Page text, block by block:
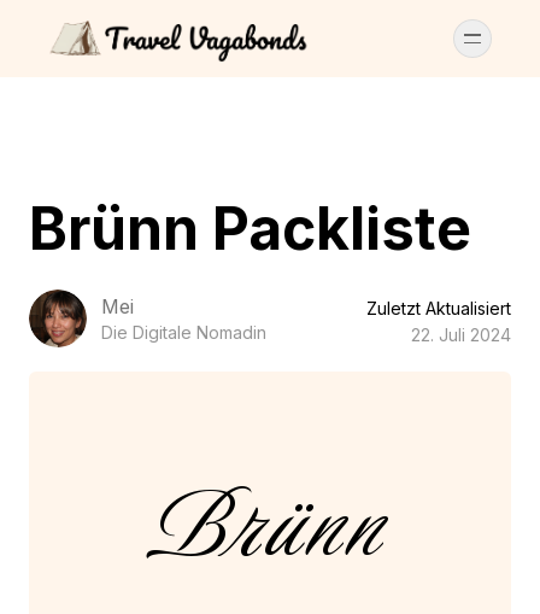
Brünn Packliste
Mei
Die Digitale Nomadin
Zuletzt Aktualisiert
22. Juli 2024
Brünn